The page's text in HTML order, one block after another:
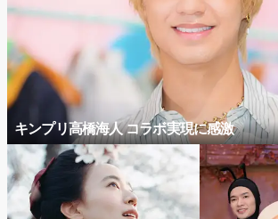
キンプリ高橋海人 コラボ実現に感激